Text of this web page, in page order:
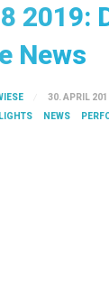
2019:
News
30. APRIL
NEWS